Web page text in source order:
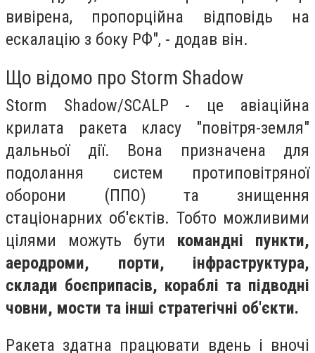
вивірена, пропорційна відповідь на
ескалацію з боку РФ", - додав він.
Що відомо про Storm Shadow
Storm Shadow/SCALP - це авіаційна
крилата ракета класу "повітря-земля"
дальньої дії. Вона призначена для
подолання систем протиповітряної
оборони (ППО) та знищення
стаціонарних об'єктів. Тобто можливими
цілями можуть бути командні пункти,
аеродроми, порти, інфраструктура,
склади боєприпасів, кораблі та підводні
човни, мости та інші стратегічні об'єкти.
Ракета здатна працювати вдень і вночі